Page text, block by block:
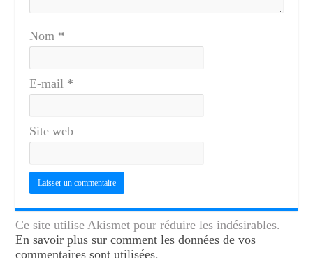
Nom *
E-mail *
Site web
Ce site utilise Akismet pour réduire les indésirables.
En savoir plus sur comment les données de vos
commentaires sont utilisées.